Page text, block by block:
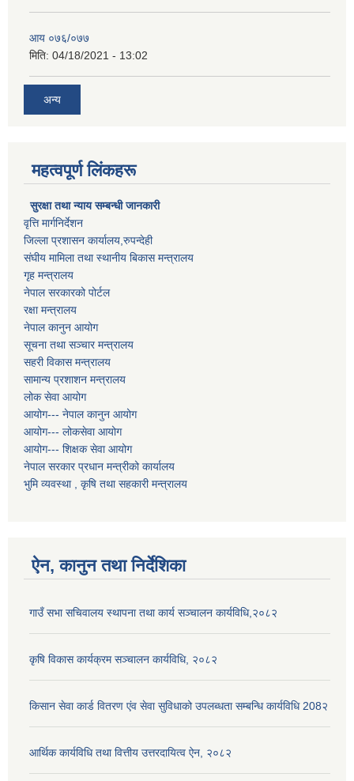
आय ०७६/०७७
मिति: 04/18/2021 - 13:02
अन्य
महत्वपूर्ण लिंकहरू
सुरक्षा तथा न्याय सम्बन्धी जानकारी
वृत्ति मार्गनिर्देशन
जिल्ला प्रशासन कार्यालय,रुपन्देही
संघीय मामिला तथा स्थानीय बिकास मन्त्रालय
गृह मन्त्रालय
नेपाल सरकारको पोर्टल
रक्षा मन्त्रालय
नेपाल कानुन आयोग
सूचना तथा सञ्चार मन्त्रालय
सहरी विकास मन्त्रालय
सामान्य प्रशाशन मन्त्रालय
लोक सेवा आयोग
आयोग--- नेपाल कानुन आयोग
आयोग--- लोकसेवा आयोग
आयोग--- शिक्षक सेवा आयोग
नेपाल सरकार प्रधान मन्त्रीको कार्यालय
भुमि व्यवस्था , कृषि तथा सहकारी मन्त्रालय
ऐन, कानुन तथा निर्देशिका
गाउँ सभा सचिवालय स्थापना तथा कार्य सञ्चालन कार्यविधि,२०८२
कृषि विकास कार्यक्रम सञ्चालन कार्यविधि, २०८२
किसान सेवा कार्ड वितरण एंव सेवा सुविधाको उपलब्धता सम्बन्धि कार्यविधि 208२
आर्थिक कार्यविधि तथा वित्तीय उत्तरदायित्व ऐन, २०८२